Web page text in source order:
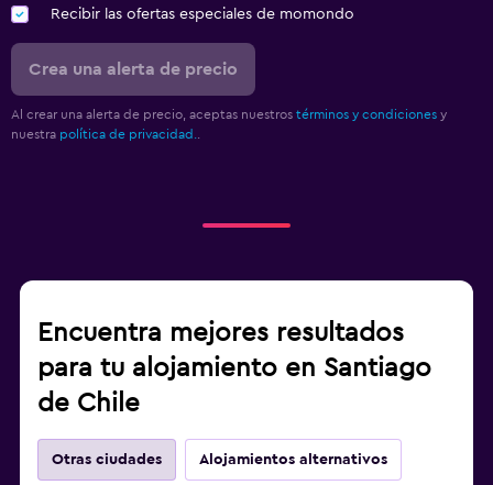
Recibir las ofertas especiales de momondo
Crea una alerta de precio
Al crear una alerta de precio, aceptas nuestros términos y condiciones y
nuestra política de privacidad.
Encuentra mejores resultados
para tu alojamiento en Santiago
de Chile
Otras ciudades Alojamientos alternativos